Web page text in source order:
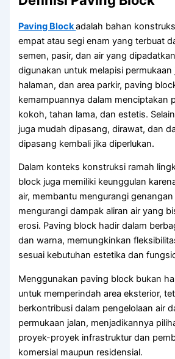
Paving Blockadalah bahan
empat atau segi enam yang terbuat
semen, pasir, dan air yang
digunakan untuk melapisi permukaan
halaman, dan area parkir, paving
kemampuannya dalam menciptakan
kokoh, tahan lama, dan estetis.
juga mudah dipasang, dirawat, dan
dipasang kembali jika diperlukan.
Dalam konteks konstruksi ramah
block juga memiliki keunggulan
air, membantu mengurangi genangan
mengurangi dampak aliran air yang
erosi. Paving block hadir dalam
dan warna, memungkinkan
sesuai kebutuhan estetika dan
Menggunakan paving block bukan
untuk memperindah area eksterior,
berkontribusi dalam pengelolaan air
permukaan jalan, menjadikannya
proyek-proyek infrastruktur dan
komersial maupun residensial.